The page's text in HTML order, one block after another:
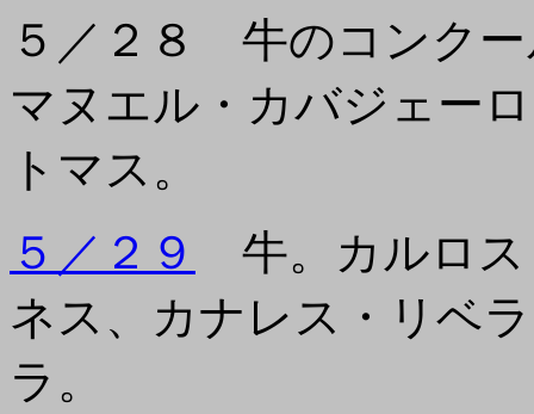
５／２８ 牛のコンク
マヌエル・カバジェー
トマス。
５／２９
牛。カルロ
ネス、カナレス・リベ
ラ。